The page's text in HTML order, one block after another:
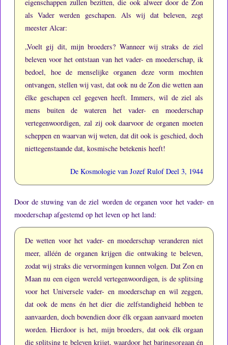
eigenschappen zullen bezitten, die ook alweer door de Zon
als Vader werden geschapen. Als wij dat beleven, zegt
meester Alcar:
„Voelt gij dit, mijn broeders? Wanneer wij straks de ziel
beleven voor het ontstaan van het vader- en moederschap, ik
bedoel, hoe de menselijke organen deze vorm mochten
ontvangen, stellen wij vast, dat ook nu de Zon die wetten aan
élke geschapen cel gegeven heeft. Immers, wil de ziel als
mens buiten de wateren het vader- en moederschap
vertegenwoordigen, zal zij ook daarvoor de organen moeten
scheppen en waarvan wij weten, dat dit ook is geschied, doch
niettegenstaande dat, kosmische betekenis heeft!
De Kosmologie van Jozef Rulof Deel 3, 1944
Door de stuwing van de ziel worden de organen voor het vader- en
moederschap afgestemd op het leven op het land:
De wetten voor het vader- en moederschap veranderen niet
meer, alléén de organen krijgen die ontwaking te beleven,
zodat wij straks die vervormingen kunnen volgen.Dat Zon en
Maan nu een eigen wereld vertegenwoordigen, is de splitsing
voor het Universele vader- en moederschap en wil zeggen,
dat ook de mens én het dier die zelfstandigheid hebben te
aanvaarden, doch bovendien door élk orgaan aanvaard moeten
worden.Hierdoor is het, mijn broeders, dat ook élk orgaan
die splitsing te beleven krijgt, waardoor het baringsorgaan én